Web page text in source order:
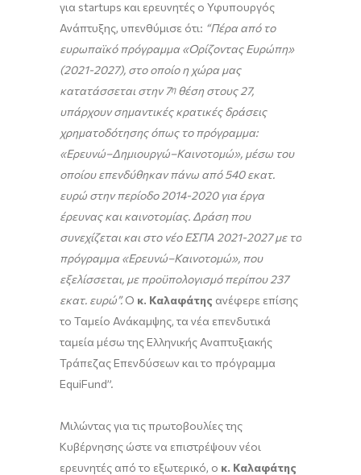
για startups και ερευνητές ο Υφυπουργός
Ανάπτυξης, υπενθύμισε ότι: “Πέρα από το
ευρωπαϊκό πρόγραμμα «Ορίζοντας Ευρώπη»
(2021-2027), στο οποίο η χώρα μας
κατατάσσεται στην 7ηθέση στους 27,
υπάρχουνσημαντικές κρατικές δράσεις
χρηματοδότησης όπως το πρόγραμμα:
«Ερευνώ–Δημιουργώ–Καινοτομώ», μέσω του
οποίου επενδύθηκαν πάνω από 540 εκατ.
ευρώ στην περίοδο 2014-2020 για έργα
έρευνας και καινοτομίας. Δράση που
συνεχίζεται και στο νέο ΕΣΠΑ 2021-2027 με το
πρόγραμμα «Ερευνώ–Καινοτομώ», που
εξελίσσεται, με προϋπολογισμό περίπου 237
εκατ. ευρώ”.Ο κ. Καλαφάτης ανέφερε επίσης
το Ταμείο Ανάκαμψης, τα νέα επενδυτικά
ταμεία μέσω της Ελληνικής Αναπτυξιακής
Τράπεζας Επενδύσεων και το πρόγραμμα
EquiFund”.
Μιλώντας για τις πρωτοβουλίες της
Κυβέρνησης ώστε να επιστρέψουν νέοι
ερευνητές από το εξωτερικό, ο κ. Καλαφάτης